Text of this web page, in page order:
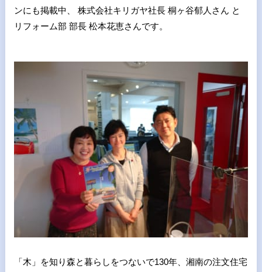
ンにも掲載中、 株式会社キリガヤ社長 桐ヶ谷郁人さん と
リフォーム部 部長 松本花恵さんです。
「木」を知り森と暮らしをつないで130年、湘南の注文住宅